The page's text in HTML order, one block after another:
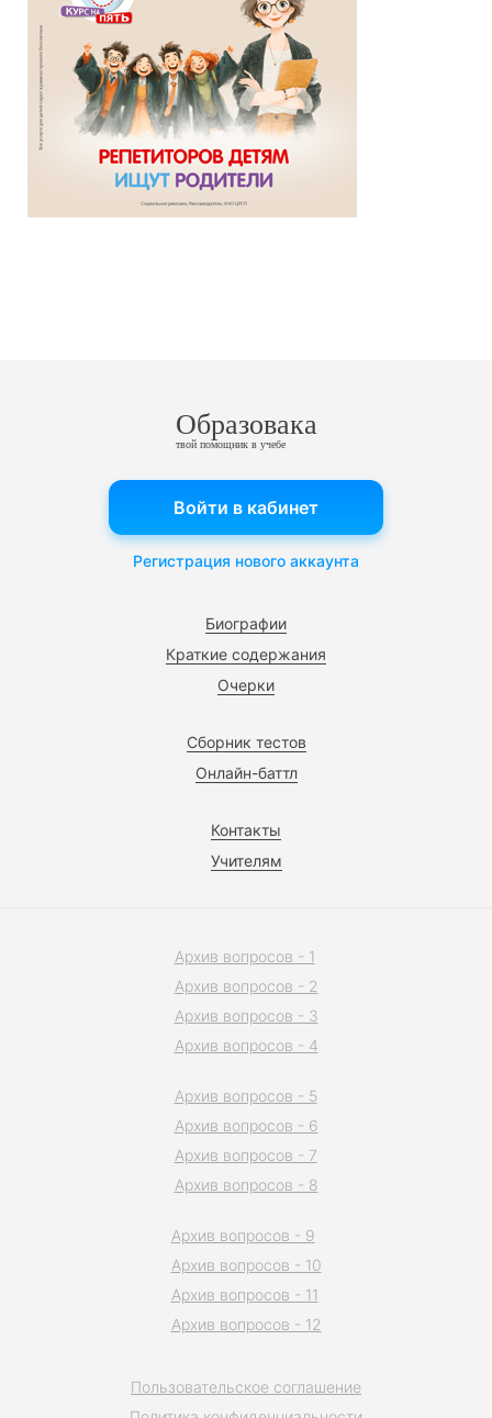
Образовака
твой помощник в учебе
Биографии
Краткие содержания
Очерки
Сборник тестов
Онлайн-баттл
Контакты
Учителям
Войти в кабинет
Регистрация нового аккаунта
Пользовательское соглашение
Архив вопросов - 1
Архив вопросов - 2
Архив вопросов - 3
Архив вопросов - 4
Архив вопросов - 5
Архив вопросов - 6
Архив вопросов - 7
Архив вопросов - 8
Архив вопросов - 9
Архив вопросов - 10
Архив вопросов - 11
Архив вопросов - 12